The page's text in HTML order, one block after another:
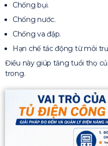
Chống bụi.
Chống nước.
Chống va đập.
Hạn chế tác động từ môi
Điều này giúp tăng tuổi thọ
trong.